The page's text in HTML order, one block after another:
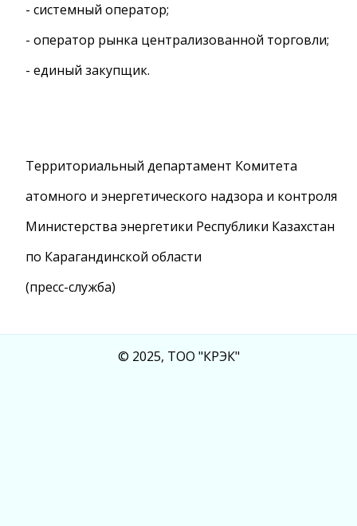
- системный оператор;
- оператор рынка централизованной торговли;
- единый закупщик.
Территориальный департамент Комитета
атомного и энергетического надзора и контроля
Министерства энергетики Республики Казахстан
по Карагандинской области
(пресс-служба)
© 2025, ТОО "КРЭК"